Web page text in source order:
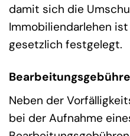
damit sich die
Immobiliendarlehen
gesetzlich festgelegt.
Neben der
bei der Aufnahme